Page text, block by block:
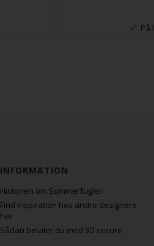
På
INFORMATION
Historien om Sommerfuglen
Find inspiration hos andre designere
her
Sådan betaler du med 3D secure